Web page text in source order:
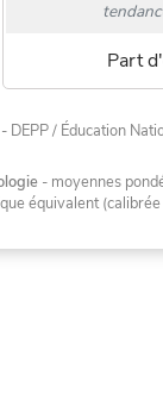
Part
- DEPP / Éducation
- moyennes
équivalent